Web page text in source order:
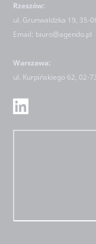
Rzeszów:
ul. Grunwaldzka 19, 35-
Email: biuro@agendo.pl
Warszawa:
ul. Kurpińskiego 62, 02-